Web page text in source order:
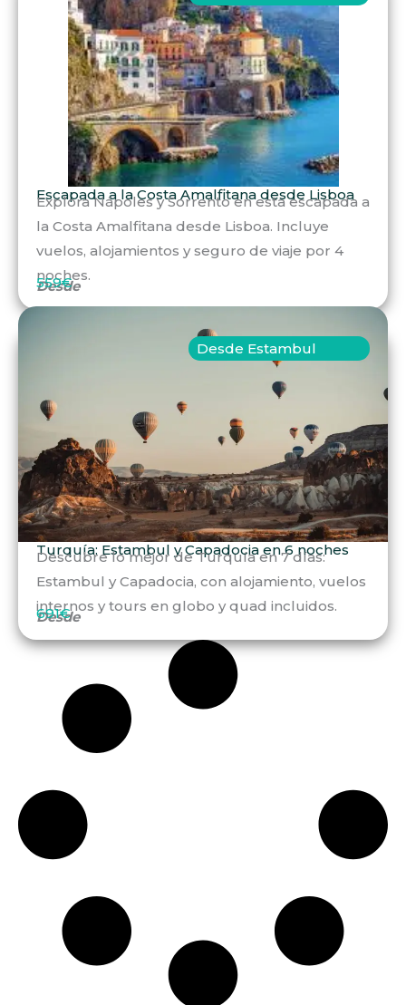
Escapada a la Costa Amalfitana desde Lisboa
Explora Nápoles y Sorrento en esta escapada a
la Costa Amalfitana desde Lisboa. Incluye
vuelos, alojamientos y seguro de viaje por 4
noches.
Desde
559€
Desde Estambul
Turquía: Estambul y Capadocia en 6 noches
Descubre lo mejor de Turquía en 7 días:
Estambul y Capadocia, con alojamiento, vuelos
internos y tours en globo y quad incluidos.
Desde
691€